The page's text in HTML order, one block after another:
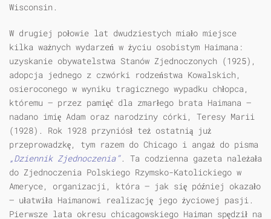
Wisconsin.
W drugiej połowie lat dwudziestych miało miejsce
kilka ważnych wydarzeń w życiu osobistym Haimana:
uzyskanie obywatelstwa Stanów Zjednoczonych (1925),
adopcja jednego z czwórki rodzeństwa Kowalskich,
osieroconego w wyniku tragicznego wypadku chłopca,
któremu – przez pamięć dla zmarłego brata Haimana –
nadano imię Adam oraz narodziny córki, Teresy Marii
(1928). Rok 1928 przyniósł też ostatnią już
przeprowadzkę, tym razem do Chicago i angaż do pisma
„Dziennik Zjednoczenia”. Ta codzienna gazeta należała
do Zjednoczenia Polskiego Rzymsko-Katolickiego w
Ameryce, organizacji, która – jak się później okazało
– ułatwiła Haimanowi realizację jego życiowej pasji.
Pierwsze lata okresu chicagowskiego Haiman spędził na